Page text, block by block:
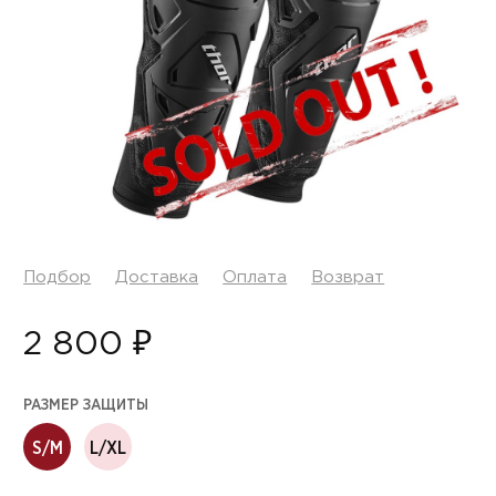
Подбор Доставка Оплата Возврат
2 800 ₽
РАЗМЕР ЗАЩИТЫ
S/M L/XL